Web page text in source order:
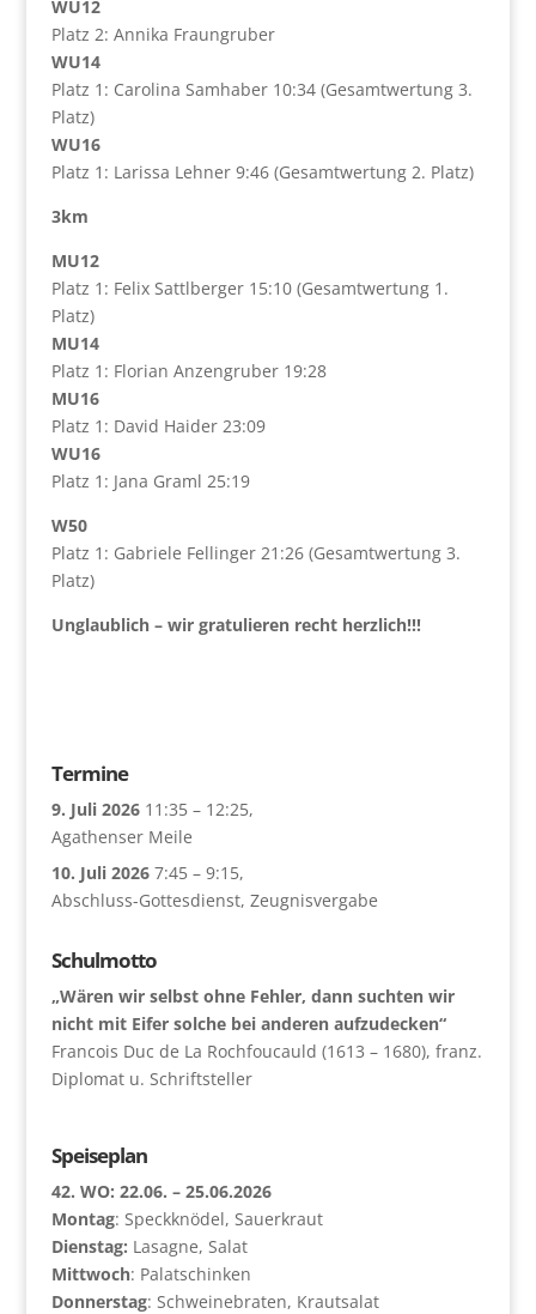
WU12
Platz 2: Annika Fraungruber
WU14
Platz 1: Carolina Samhaber 10:34 (Gesamtwertung 3.
Platz)
WU16
Platz 1: Larissa Lehner 9:46 (Gesamtwertung 2. Platz)
3km
MU12
Platz 1: Felix Sattlberger 15:10 (Gesamtwertung 1.
Platz)
MU14
Platz 1: Florian Anzengruber 19:28
MU16
Platz 1: David Haider 23:09
WU16
Platz 1: Jana Graml 25:19
W50
Platz 1: Gabriele Fellinger 21:26 (Gesamtwertung 3.
Platz)
Unglaublich – wir gratulieren recht herzlich!!!
Termine
9. Juli 2026 11:35 – 12:25,
Agathenser Meile
10. Juli 2026 7:45 – 9:15,
Abschluss-Gottesdienst, Zeugnisvergabe
Schulmotto
„Wären wir selbst ohne Fehler, dann suchten wir
nicht mit Eifer solche bei anderen aufzudecken“
Francois Duc de La Rochfoucauld (1613 – 1680), franz.
Diplomat u. Schriftsteller
Speiseplan
42. WO: 22.06. – 25.06.2026
Montag: Speckknödel, Sauerkraut
Dienstag: Lasagne, Salat
Mittwoch: Palatschinken
Donnerstag: Schweinebraten, Krautsalat